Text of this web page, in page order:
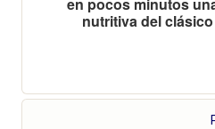
en pocos minutos
nutritiva del